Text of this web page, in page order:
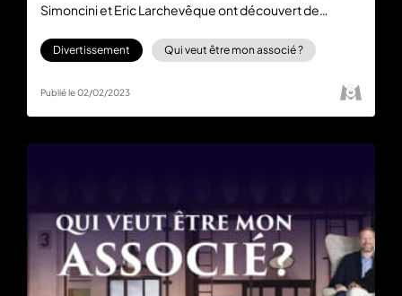
Simoncini et Eric Larchevêque ont découvert de
Cette semaine encore, sept entrepreneurs sont venus
financements d’investisseurs. Retrouvez l’épisode
Divertissement Qui veut être mon associé ?
Publié le 02/02/2023